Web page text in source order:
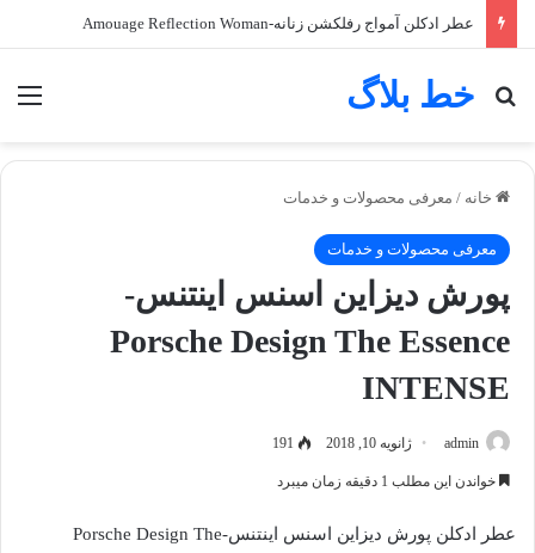
عطر ادکلن آمواج رفلکشن زنانه-Amouage Reflection Woman
خط بلاگ
جستجو برای
خانه / معرفی محصولات و خدمات
معرفی محصولات و خدمات
پورش دیزاین اسنس اینتنس-
Porsche Design The Essence
INTENSE
admin ژانویه 10, 2018 191
خواندن این مطلب 1 دقیقه زمان میبرد
عطر ادکلن پورش دیزاین اسنس اینتنس-Porsche Design The